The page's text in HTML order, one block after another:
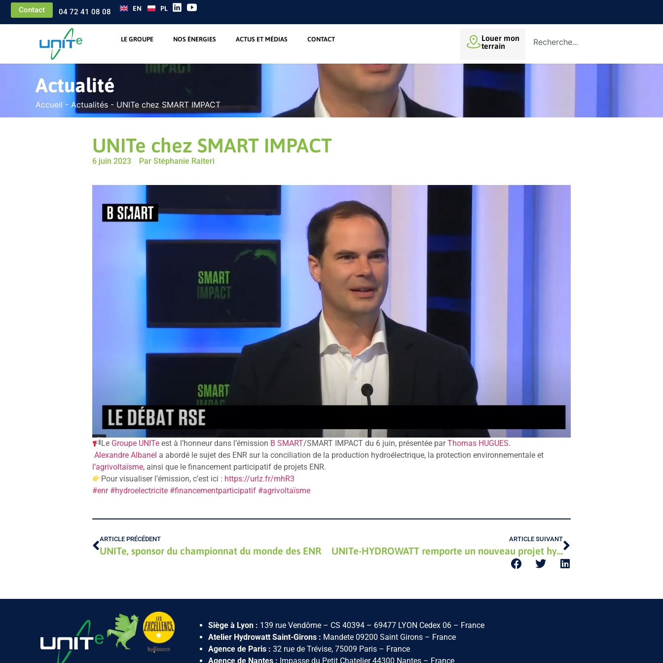
Contact 04 72 41 08 08 EN PL
LE GROUPE NOS ÉNERGIES ACTUS ET MÉDIAS CONTACT
Louer mon
terrain
Actualité
Accueil - Actualités - UNITe chez SMART IMPACT
UNITe chez SMART IMPACT
6 juin 2023 Par Stéphanie Raiteri
Le Groupe UNITe est à l’honneur dans l’émission B SMART/SMART IMPACT du 6 juin, présentée parThomas HUGUES.
Alexandre Albanel a abordé le sujet des ENR sur la conciliation de la production hydroélectrique, la protection environnementale et
l’agrivoltaïsme, ainsi que le financement participatif de projets ENR.
Pour visualiser l’émission, c’est ici : https://urlz.fr/mhR3
#enr #hydroelectricite #financementparticipatif #agrivoltaïsme
ARTICLE PRÉCÉDENT
UNITe, sponsor du championnat du monde des ENR
ARTICLE SUIVANT
UNITe-HYDROWATT remporte un nouveau projet hydroélectrique
Siège à Lyon : 139 rue Vendôme – CS 40394 – 69477 LYON Cedex 06 – France
Atelier Hydrowatt Saint-Girons : Mandete 09200 Saint Girons – France
Agence de Paris : 32 rue de Trévise, 75009 Paris – France
Agence de Nantes : Impasse du Petit Chatelier 44300 Nantes – France